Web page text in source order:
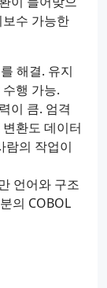
수 가능한
해결. 유지
행 가능.
이 큼. 엄격
환도 데이터
람의 작업이
언어와 구조
의 COBOL